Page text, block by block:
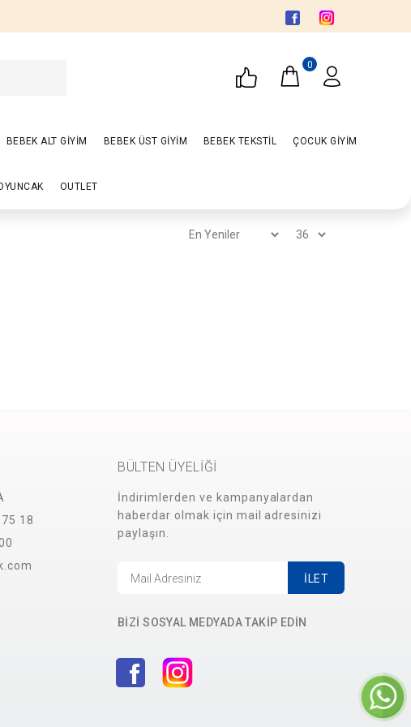
0
BEBEK ALT GİYİM BEBEK ÜST GİYİM BEBEK TEKSTİL ÇOCUK GİYİM
OUTLET
18
BÜLTEN ÜYELİĞİ
İndirimlerden ve kampanyalardan
haberdar olmak için mail adresinizi
paylaşın.
İLET
BİZİ SOSYAL MEDYADA TAKİP EDİN